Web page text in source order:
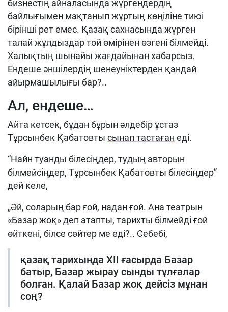
бизнестің айналасында жүргендердің
байлығымен мақтанып жұртың көңіліне тиюі
бірінші рет емес. Қазақ сахнасында жүрген
талай жұлдыздар той өмірінен өзгені білмейді.
Халықтың шынайы жағдайынан хабарсыз.
Ендеше әншілердің шенеуніктерден қандай
айырмашылығы бар?..
Ал, ендеше…
Айта кетсек, бұдан бұрын әлдебір ұстаз
Тұрсынбек Қабатовты сынап тастаған еді.
“Найн туанды білесіңдер, тудың авторын
білмейсіңдер, Тұрсынбек Қабатовты білесіңдер”
дей келе,
„Әй, соларың бар ғой, надан ғой. Ана театрын
«Базар жоқ» деп атапты, тарихты білмейді ғой
өйткені, білсе сөйтер ме еді?.. Себебі,
қазақ тарихында ХІІ ғасырда Базар
батыр, Базар жырау сынды тұлғалар
болған. Қалай Базар жоқ дейсіз мұнан
соң?